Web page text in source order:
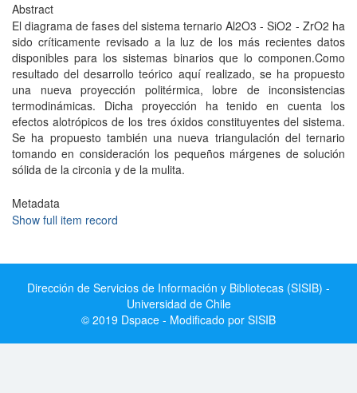
Abstract
El diagrama de fases del sistema ternario Al2O3 - SiO2 - ZrO2 ha
sido críticamente revisado a la luz de los más recientes datos
disponibles para los sistemas binarios que lo componen.Como
resultado del desarrollo teórico aquí realizado, se ha propuesto
una nueva proyección politérmica, lobre de inconsistencias
termodinámicas. Dicha proyección ha tenido en cuenta los
efectos alotrópicos de los tres óxidos constituyentes del sistema.
Se ha propuesto también una nueva triangulación del ternario
tomando en consideración los pequeños márgenes de solución
sólida de la circonia y de la mulita.
Metadata
Show full item record
Dirección de Servicios de Información y Bibliotecas (SISIB) -
Universidad de Chile
© 2019 Dspace - Modificado por SISIB